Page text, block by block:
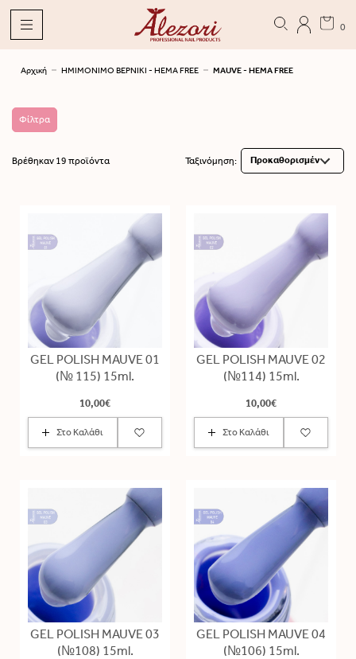
0
Αρχική ΗΜΙΜΟΝΙΜΟ ΒΕΡΝΙΚΙ - HEMA FREE MAUVE - HEMA FREE
Φίλτρα
Βρέθηκαν 19 προϊόντα Ταξινόμηση:
GEL POLISH MAUVE 01
(№ 115) 15ml.
10,00€
Στο Καλάθι
GEL POLISH MAUVE 02
(№114) 15ml.
10,00€
Στο Καλάθι
GEL POLISH MAUVE 03
(№108) 15ml.
GEL POLISH MAUVE 04
(№106) 15ml.